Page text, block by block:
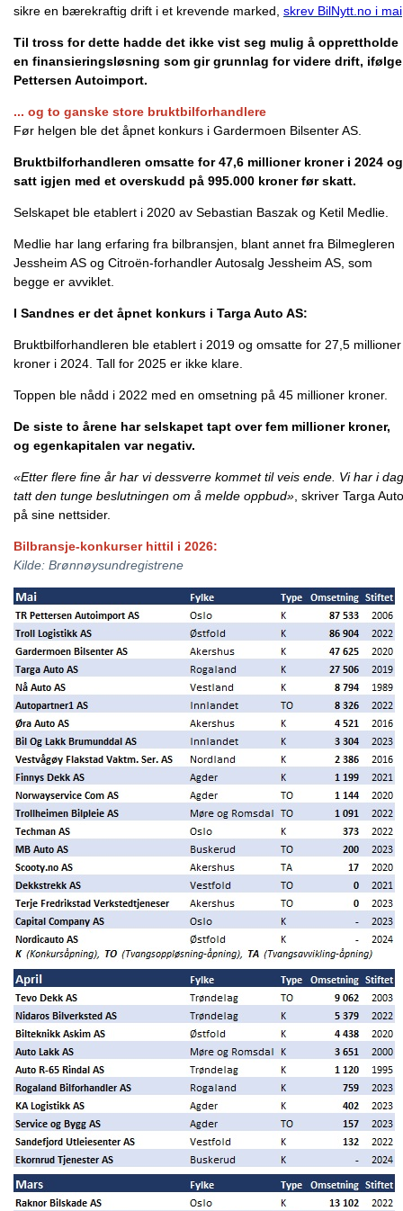
sikre en bærekraftig drift i et krevende marked, skrev BilNytt.no i mai
Til tross for dette hadde det ikke vist seg mulig å opprettholde
en finansieringsløsning som gir grunnlag for videre drift, ifølge
Pettersen Autoimport.
... og to ganske store bruktbilforhandlere
Før helgen ble det åpnet konkurs i Gardermoen Bilsenter AS.
Bruktbilforhandleren omsatte for 47,6 millioner kroner i 2024 og
satt igjen med et overskudd på 995.000 kroner før skatt.
Selskapet ble etablert i 2020 av Sebastian Baszak og Ketil Medlie.
Medlie har lang erfaring fra bilbransjen, blant annet fra Bilmegleren
Jessheim AS og Citroën-forhandler Autosalg Jessheim AS, som
begge er avviklet.
I Sandnes er det åpnet konkurs i Targa Auto AS:
Bruktbilforhandleren ble etablert i 2019 og omsatte for 27,5 millioner
kroner i 2024. Tall for 2025 er ikke klare.
Toppen ble nådd i 2022 med en omsetning på 45 millioner kroner.
De siste to årene har selskapet tapt over fem millioner kroner,
og egenkapitalen var negativ.
«Etter flere fine år har vi dessverre kommet til veis ende. Vi har i dag
tatt den tunge beslutningen om å melde oppbud» , skriver Targa Auto
på sine nettsider.
Bilbransje-konkurser hittil i 2026:
Kilde: Brønnøysundregistrene